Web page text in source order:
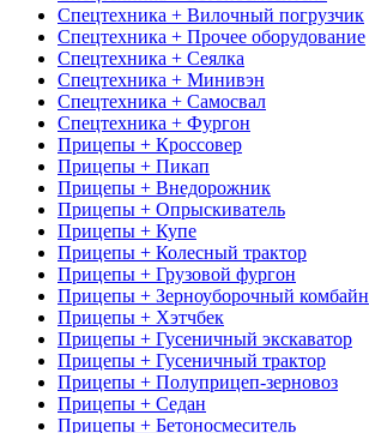
Спецтехника + Вилочный погрузчик
Спецтехника + Прочее оборудование
Спецтехника + Сеялка
Спецтехника + Минивэн
Спецтехника + Самосвал
Спецтехника + Фургон
Прицепы + Кроссовер
Прицепы + Пикап
Прицепы + Внедорожник
Прицепы + Опрыскиватель
Прицепы + Купе
Прицепы + Колесный трактор
Прицепы + Грузовой фургон
Прицепы + Зерноуборочный комбайн
Прицепы + Хэтчбек
Прицепы + Гусеничный экскаватор
Прицепы + Гусеничный трактор
Прицепы + Полуприцеп-зерновоз
Прицепы + Седан
Прицепы + Бетоносмеситель